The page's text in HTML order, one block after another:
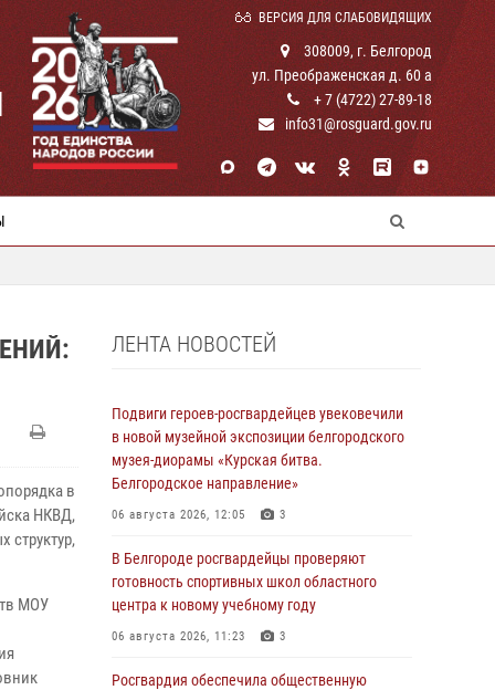
ВЕРСИЯ ДЛЯ СЛАБОВИДЯЩИХ
308009, г. Белгород
ул. Преображенская д. 60 а
+ 7 (4722) 27-89-18
info31@rosguard.gov.ru
в
НКВД,
структур,
МОУ
ЛЕНТА НОВОСТЕЙ
Подвиги героев‑росгвардейцев увековечили
в новой музейной экспозиции белгородского
музея‑диорамы «Курская битва.
Белгородское направление»
06 августа 2026, 12:05 3
В Белгороде росгвардейцы проверяют
готовность спортивных школ областного
центра к новому учебному году
06 августа 2026, 11:23 3
Росгвардия обеспечила общественную